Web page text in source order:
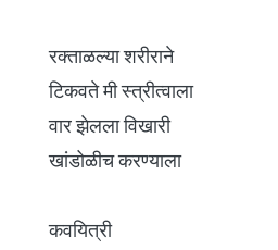
रक्ताळल्या शरीराने
टिकवते मी स्त्रीत्वाला
वार झेलला विखारी
खांडोळीच करण्याला
कवयित्री